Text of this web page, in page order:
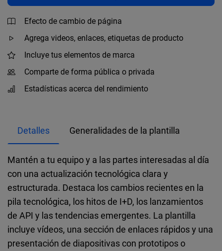
Efecto de cambio de página
Agrega videos, enlaces, etiquetas de producto
Incluye tus elementos de marca
Comparte de forma pública o privada
Estadísticas acerca del rendimiento
Detalles Generalidades de la plantilla
Mantén a tu equipo y a las partes interesadas al día
con una actualización tecnológica clara y
estructurada. Destaca los cambios recientes en la
pila tecnológica, los hitos de I+D, los lanzamientos
de API y las tendencias emergentes. La plantilla
incluye vídeos, una sección de enlaces rápidos y una
presentación de diapositivas con prototipos o